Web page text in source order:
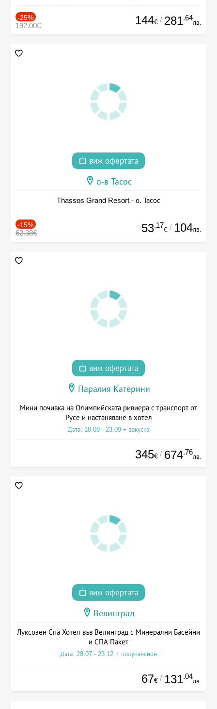
-25%
192.00€ 144€ / 281.64
лв.
виж офертата
о-в Тасос
Thassos Grand Resort - о. Тасос
-15%
62.38€ 53.17
€ / 104лв.
виж офертата
Паралия Катерини
Мини почивка на Олимпийската ривиера с транспорт от
Русе и настаняване в хотел
Дата: 18.09 - 23.09 + закуска
345€ / 674.76
лв.
виж офертата
Велинград
Луксозен Спа Хотел във Велинград с Минерални Басейни
и СПА Пакет
Дата: 28.07 - 23.12 + полупансион
67€ / 131.04
лв.